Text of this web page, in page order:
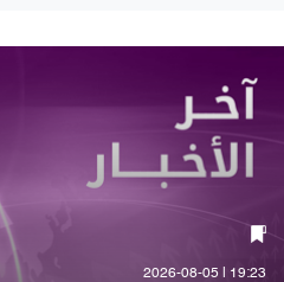
19:23 | 2026-08-05